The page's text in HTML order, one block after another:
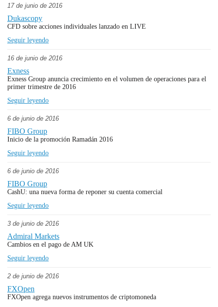
17 de junio de 2016
Dukascopy
CFD sobre acciones individuales lanzado en LIVE
Seguir leyendo
16 de junio de 2016
Exness
Exness Group anuncia crecimiento en el volumen de operaciones para el
primer trimestre de 2016
Seguir leyendo
6 de junio de 2016
FIBO Group
Inicio de la promoción Ramadán 2016
Seguir leyendo
6 de junio de 2016
FIBO Group
CashU: una nueva forma de reponer su cuenta comercial
Seguir leyendo
3 de junio de 2016
Admiral Markets
Cambios en el pago de AM UK
Seguir leyendo
2 de junio de 2016
FXOpen
FXOpen agrega nuevos instrumentos de criptomoneda